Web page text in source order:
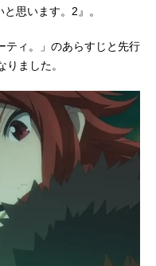
思います。2』。
ティ。」のあらすじと先行
ました。